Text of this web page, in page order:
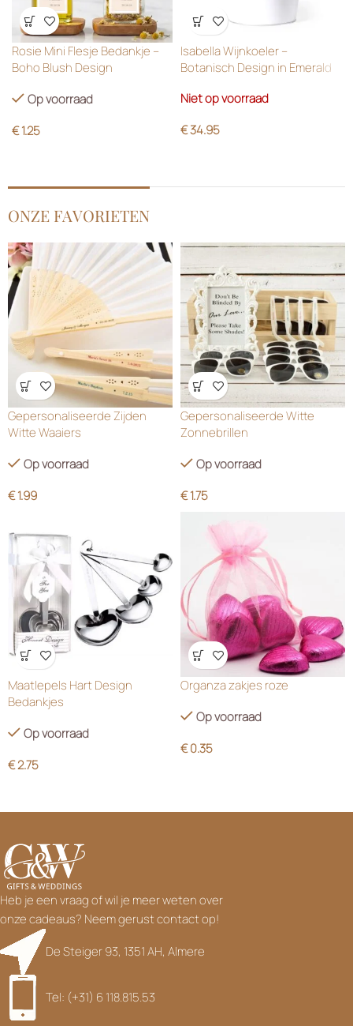
Wensenlijst
Rosie Mini Flesje Bedankje –
Boho Blush Design
Op voorraad
€1.25
Wensenlijst
Isabella Wijnkoeler –
Botanisch Design in Emerald
Niet op voorraad
€34.95
ONZE FAVORIETEN
Wensenlijst
Gepersonaliseerde Zijden
Witte Waaiers
Op voorraad
€1.99
Wensenlijst
Gepersonaliseerde Witte
Zonnebrillen
Op voorraad
€1.75
Wensenlijst
Maatlepels Hart Design
Bedankjes
Op voorraad
€2.75
Wensenlijst
Organza zakjes roze
Op voorraad
€0.35
Heb je een vraag of wil je meer weten over
onze cadeaus? Neem gerust contact op!
De Steiger 93, 1351 AH, Almere
Tel: (+31) 6 118.815.53